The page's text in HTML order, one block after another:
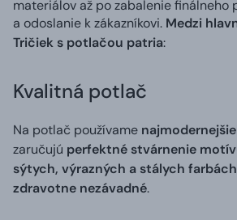
materiálov až po zabalenie finálneho
a odoslanie k zákazníkovi. Medzi
Tričiek s potlačou patria:
Kvalitná potlač
Na potlač používame
zaručujú perfektné stvárnenie
sýtych, výrazných a stálych farbách
zdravotne nezávadné.